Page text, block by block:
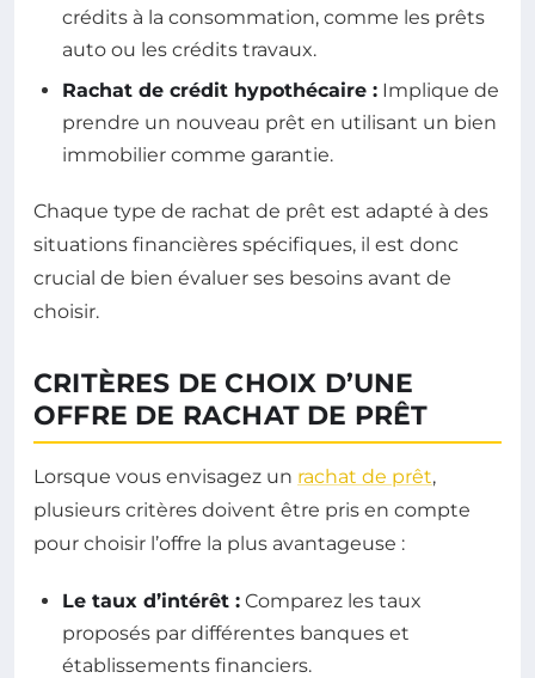
crédits à la consommation, comme les prêts
auto ou les crédits travaux.
Rachat de crédit hypothécaire : Implique de
prendre un nouveau prêt en utilisant un bien
immobilier comme garantie.
Chaque type de rachat de prêt est adapté à des
situations financières spécifiques, il est donc
crucial de bien évaluer ses besoins avant de
choisir.
CRITÈRES DE CHOIX D’UNE
OFFRE DE RACHAT DE PRÊT
Lorsque vous envisagez un rachat de prêt,
plusieurs critères doivent être pris en compte
pour choisir l’offre la plus avantageuse :
Le taux d’intérêt : Comparez les taux
proposés par différentes banques et
établissements financiers.